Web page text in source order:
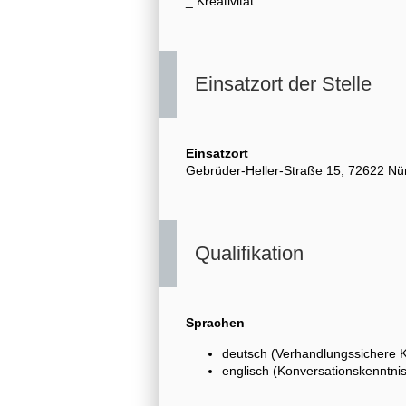
Einsatzort der Stelle
Einsatzort
Gebrüder-Heller-Straße 15, 72622
Qualifikation
Sprachen
deutsch (Verhandlungssichere
englisch